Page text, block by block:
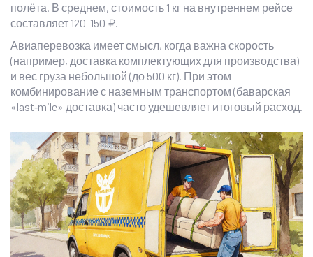
полёта. В среднем, стоимость 1 кг на внутреннем рейсе
составляет 120-150 ₽.
Авиаперевозка имеет смысл, когда важна скорость
(например, доставка комплектующих для производства)
и вес груза небольшой (до 500 кг). При этом
комбинирование с наземным транспортом (баварская
«last‑mile» доставка) часто удешевляет итоговый расход.